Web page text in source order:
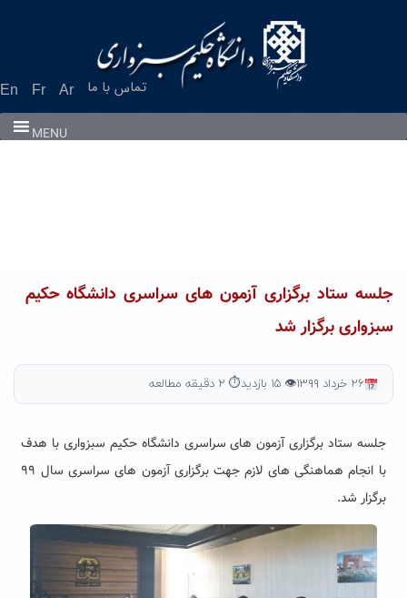
En Fr Ar تماس با ما
MENU
جلسه ستاد برگزاری آزمون های سراسری دانشگاه حکیم
سبزواری برگزار شد
۲۶ خرداد ۱۳۹۹ 👁 ۱۵ بازدید ⏱ ۲ دقیقه مطالعه
جلسه ستاد برگزاری آزمون های سراسری دانشگاه حکیم سبزواری با هدف
با انجام هماهنگی های لازم جهت برگزاری آزمون های سراسری سال ۹۹
برگزار شد.